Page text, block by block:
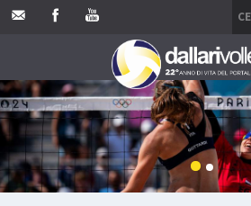
HOME
EDITORIALI